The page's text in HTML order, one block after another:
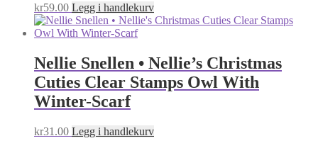
kr59.00 Legg i handlekurv
Nellie Snellen • Nellie’s Christmas
Cuties Clear Stamps Owl With
Winter-Scarf
kr31.00 Legg i handlekurv